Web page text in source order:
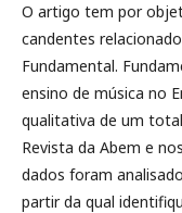
O artigo tem por
candentes
Fundamental.
ensino de música no
qualitativa de um
Revista da Abem e
dados foram
partir da qual